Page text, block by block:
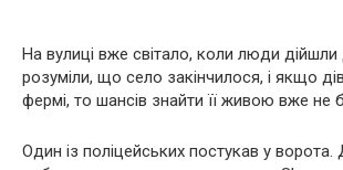
На вулиці вже світало, коли люди
розуміли, що село закінчилося, і якщо
фермі, то шансів знайти її живою вже не
Один із поліцейських постукав у ворота.